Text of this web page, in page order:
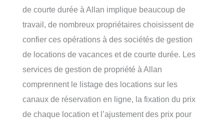
de courte durée à Allan implique beaucoup de
travail, de nombreux propriétaires choisissent de
confier ces opérations à des sociétés de gestion
de locations de vacances et de courte durée. Les
services de gestion de propriété à Allan
comprennent le listage des locations sur les
canaux de réservation en ligne, la fixation du prix
de chaque location et l’ajustement des prix pour